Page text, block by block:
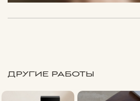
ДРУГИЕ РАБОТЫ